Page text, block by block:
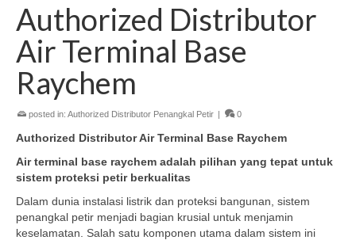
Authorized Distributor
Air Terminal Base
Raychem
posted in: Authorized Distributor Penangkal Petir | 0
Authorized Distributor Air Terminal Base Raychem
Airterminal base raychem adalah pilihan yang tepat untuk
sistem proteksi petir berkualitas
Dalam dunia instalasi listrik dan proteksi bangunan, sistem
penangkal petir menjadi bagian krusial untuk menjamin
keselamatan. Salah satu komponen utama dalam sistem ini